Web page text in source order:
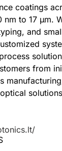
coatings
to 17 µm.
and
from